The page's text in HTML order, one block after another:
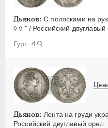
Дьяков: С полосками на
◊ ◊ " / Российский двуглавый
4
Дьяков: Лента на груди
Российский двуглавый орел